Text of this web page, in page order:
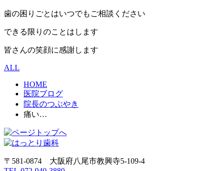
歯の困りごとはいつでもご相談ください
できる限りのことはします
皆さんの笑顔に感謝します
ALL
HOME
医院ブログ
院長のつぶやき
痛い…
〒581-0874 大阪府八尾市教興寺5-109-4